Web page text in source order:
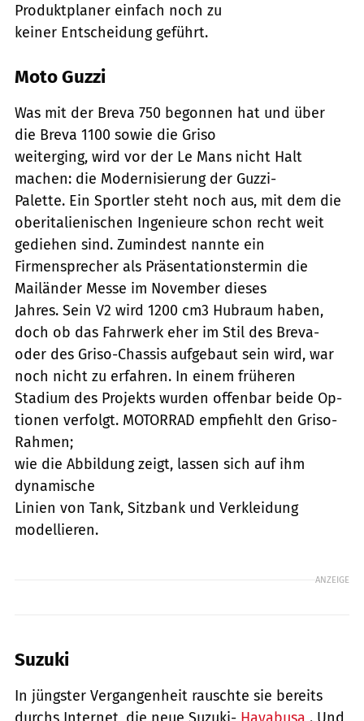
Produktplaner einfach noch zu
keiner Entscheidung geführt.
Moto Guzzi
Was mit der Breva 750 begonnen hat und über
die Breva 1100 sowie die Griso
weiterging, wird vor der Le Mans nicht Halt
machen: die Modernisierung der Guzzi-
Palette. Ein Sportler steht noch aus, mit dem die
oberitalienischen Ingenieure schon recht weit
gediehen sind. Zumindest nannte ein
Firmensprecher als Präsentationstermin die
Mailänder Messe im November dieses
Jahres. Sein V2 wird 1200 cm3 Hubraum haben,
doch ob das Fahrwerk eher im Stil des Breva-
oder des Griso-Chassis aufgebaut sein wird, war
noch nicht zu erfahren. In einem früheren
Stadium des Projekts wurden offenbar beide Op-
tionen verfolgt. MOTORRAD empfiehlt den Griso-
Rahmen;
wie die Abbildung zeigt, lassen sich auf ihm
dynamische
Linien von Tank, Sitzbank und Verkleidung
modellieren.
ANZEIGE
Suzuki
In jüngster Vergangenheit rauschte sie bereits